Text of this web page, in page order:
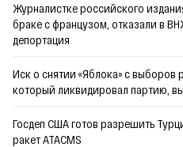
Журналистке российского
браке с французом, отказали в
депортация
Иск о снятии «Яблока» с выборов
который ликвидировал партию,
Госдеп США готов разрешить
ракет ATACMS